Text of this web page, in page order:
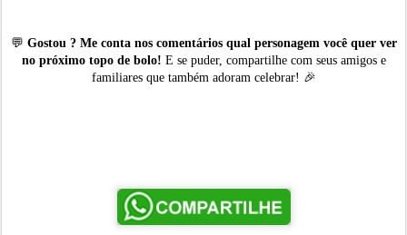
💬 Gostou ? Me conta nos comentários qual personagem você quer ver
no próximo topo de bolo! E se puder, compartilhe com seus amigos e
familiares que também adoram celebrar! 🎉